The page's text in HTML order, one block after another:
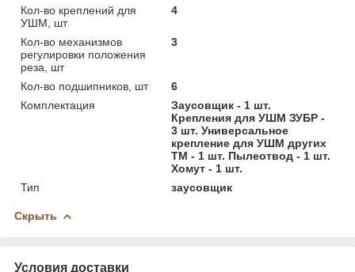
Кол-во креплений для
УШМ, шт
4
Кол-во механизмов
регулировки положения
реза, шт
3
Кол-во подшипников, шт
6
Комплектация
Заусовщик - 1 шт.
Крепления для УШМ ЗУБР -
3 шт. Универсальное
крепление для УШМ других
ТМ - 1 шт. Пылеотвод - 1 шт.
Хомут - 1 шт.
Тип
заусовщик
Скрыть
Условия доставки